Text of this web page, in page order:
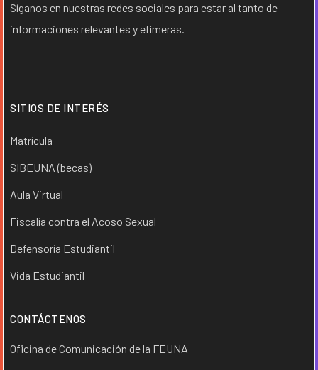
Síganos en nuestras redes sociales para estar al tanto de
informaciones relevantes y efímeras.
SITIOS DE INTERÉS
Matrícula
SIBEUNA (becas)
Aula Virtual
Fiscalía contra el Acoso Sexual
Defensoría Estudiantil
Vida Estudiantil
CONTÁCTENOS
Oficina de Comunicación de la FEUNA